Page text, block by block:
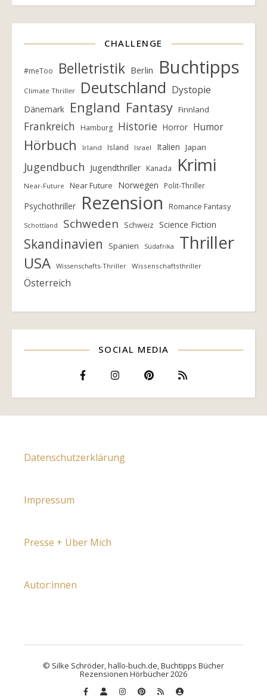
CHALLENGE
#meToo Belletristik Berlin Buchtipps
Climate Thriller Deutschland Dystopie
Dänemark England Fantasy Finnland
Frankreich Hamburg Historie Horror Humor
Hörbuch Irland Island Israel Italien Japan
Jugendbuch Jugendthriller Kanada Krimi
Near-Future Near Future Norwegen Polit-Thriller
Psychothriller Rezension Romance Fantasy
Schottland Schweden Schweiz Science Fiction
Skandinavien Spanien Südafrika Thriller
USA Wissenschafts-Thriller Wissenschaftsthriller
Österreich
SOCIAL MEDIA
Datenschutzerklärung
Impressum
Presse + Über Mich
Autor:innen
© Silke Schröder, hallo-buch.de, Buchtipps Bücher
Rezensionen Hörbücher 2026